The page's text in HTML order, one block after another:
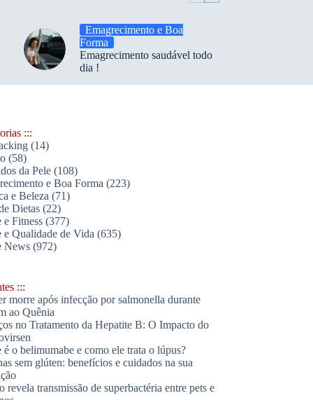
Emagrecimento e Boa
Forma
Emagrecimento saudável todo
dia !
:::
(14)
(58)
da Pele(108)
e Boa Forma (223)
e Beleza (71)
Dietas(22)
e Fitness(377)
e Qualidade de Vida (635)
News(972)
:::
morre após infecção por salmonella durante
ao Quênia
no Tratamento da Hepatite B: O Impacto do
é o belimumabe e como ele trata o lúpus?
sem glúten: benefícios e cuidados na sua
revela transmissão de superbactéria entre pets e